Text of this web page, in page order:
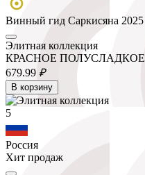
Винный гид Саркисяна 2025
Элитная коллекция
КРАСНОЕ ПОЛУСЛАДКОЕ
679.99 ₽
В корзину
5
Россия
Хит продаж